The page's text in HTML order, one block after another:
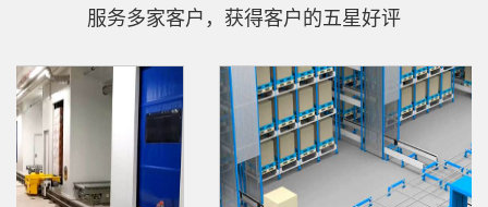
服务多家客户，获得客户的五星好评